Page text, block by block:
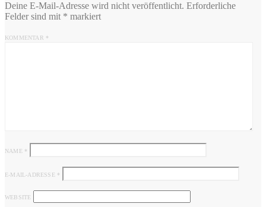
Deine E-Mail-Adresse wird nicht veröffentlicht. Erforderliche
Felder sind mit * markiert
KOMMENTAR *
NAME *
E-MAIL-ADRESSE *
WEBSITE